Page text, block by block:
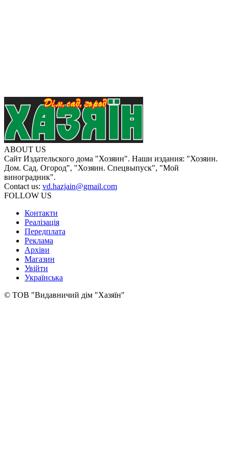
ABOUT US
Сайт Издательского дома "Хозяин". Наши издания: "Хозяин.
Дом. Сад. Огород", "Хозяин. Спецвыпуск", "Мой
виноградник".
Contact us: vd.hazjain@gmail.com
FOLLOW US
Контакти
Реалізація
Передплата
Реклама
Архіви
Магазин
Увійти
Українська
© ТОВ "Видавничий дім "Хазяїн"